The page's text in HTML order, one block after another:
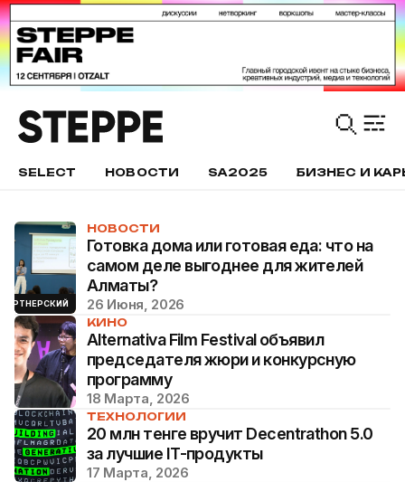
SELECT НОВОСТИ SA2025 БИЗНЕС И
ПАРТНЕРСКИЙ
НОВОСТИ
Готовка дома или готовая еда: что на
самом деле выгоднее для жителей
Алматы?
26 Июня, 2026
КИНО
Alternativa Film Festival объявил
председателя жюри и конкурсную
программу
18 Марта, 2026
ТЕХНОЛОГИИ
20 млн тенге вручит Decentrathon 5.0
за лучшие IT-продукты
17 Марта, 2026